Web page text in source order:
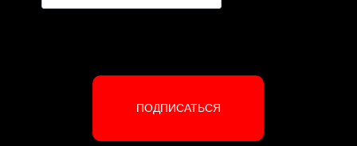
ПОДПИСАТЬСЯ